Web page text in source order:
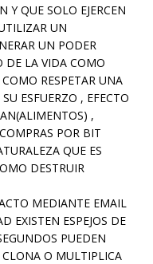
Y QUE SOLO EJERCEN
UN
UN PODER
DE LA VIDA COMO
RESPETAR UNA
ESFUERZO , EFECTO
,
POR BIT
QUE ES
DESTRUIR
MEDIANTE EMAIL
EXISTEN ESPEJOS DE
PUEDEN
O MULTIPLICA